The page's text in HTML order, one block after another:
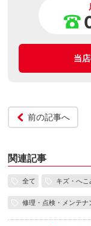
当
前の記事へ
関連記事
全て キズ・へこ
修理・点検・メンテナ